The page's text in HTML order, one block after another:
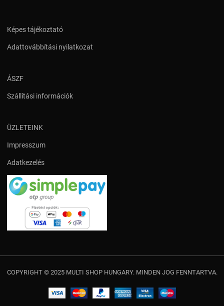
Képes tájékoztató
Adattovábbítási nyilatkozat
ÁSZF
Szállítási információk
ÜZLETEINK
Impresszum
Adatkezelés
COPYRIGHT © 2025 MULTI SHOP HUNGARY. MINDEN JOG FENNTARTVA.